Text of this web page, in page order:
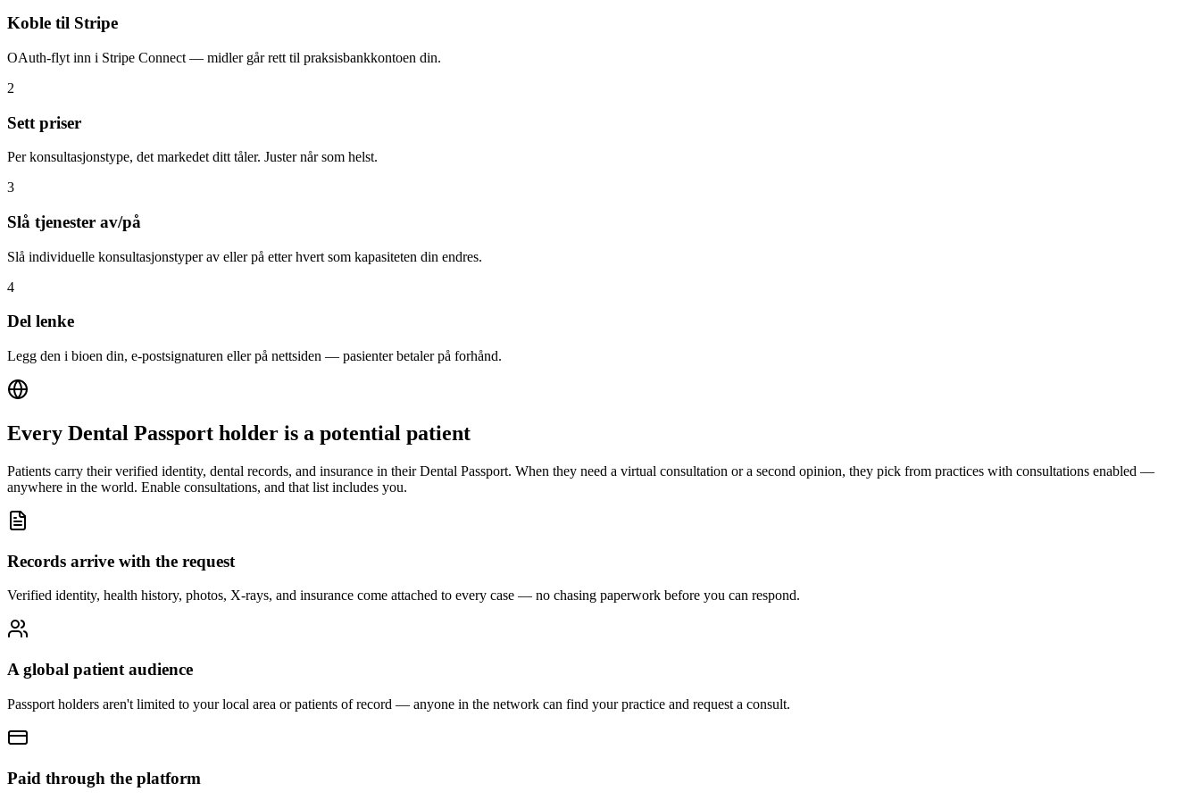
Koble til Stripe
OAuth-flyt inn i Stripe Connect — midler går rett til praksisbankkontoen din.
2
Sett priser
Per konsultasjonstype, det markedet ditt tåler. Juster når som helst.
3
Slå tjenester av/på
Slå individuelle konsultasjonstyper av eller på etter hvert som kapasiteten din endres.
4
Del lenke
Legg den i bioen din, e-postsignaturen eller på nettsiden — pasienter betaler på forhånd.
Every Dental Passport holder is a potential patient
Patients carry their verified identity, dental records, and insurance in their Dental Passport. When they need a virtual consultation or a second opinion, they pick from practices with consultations enabled —
anywhere in the world. Enable consultations, and that list includes you.
Records arrive with the request
Verified identity, health history, photos, X-rays, and insurance come attached to every case — no chasing paperwork before you can respond.
A global patient audience
Passport holders aren't limited to your local area or patients of record — anyone in the network can find your practice and request a consult.
Paid through the platform